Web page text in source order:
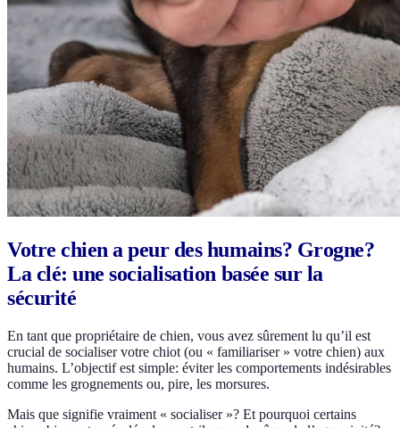
Votre chien a peur des humains? Grogne?
La clé: une socialisation basée sur la
sécurité
En tant que propriétaire de chien, vous avez sûrement lu qu’il est
crucial de socialiser votre chiot (ou « familiariser » votre chien) aux
humains. L’objectif est simple: éviter les comportements indésirables
comme les grognements ou, pire, les morsures.
Mais que signifie vraiment « socialiser »? Et pourquoi certains